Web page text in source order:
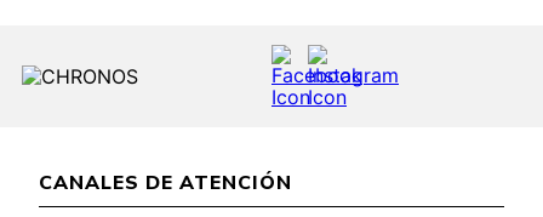
CANALES DE ATENCIÓN